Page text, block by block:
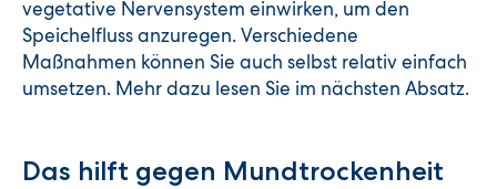
vegetative Nervensystem einwirken, um den
Speichelfluss anzuregen. Verschiedene
Maßnahmen können Sie auch selbst relativ einfach
umsetzen. Mehr dazu lesen Sie im nächsten Absatz.
Das hilft gegen Mundtrockenheit